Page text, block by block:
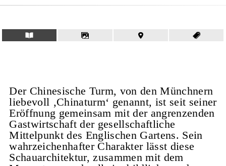
Der Chinesische Turm, von den Münchnern
liebevoll ‚Chinaturm‘ genannt, ist seit seiner
Eröffnung gemeinsam mit der angrenzenden
Gastwirtschaft der gesellschaftliche
Mittelpunkt des Englischen Gartens. Sein
wahrzeichenhafter Charakter lässt diese
Schauarchitektur, zusammen mit dem